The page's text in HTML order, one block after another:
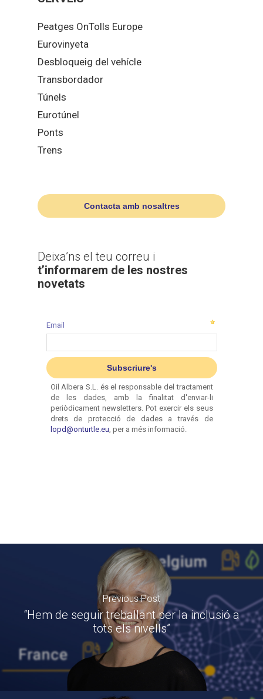
Peatges OnTolls Europe
Eurovinyeta
Desbloqueig del vehícle
Transbordador
Túnels
Eurotúnel
Ponts
Trens
Contacta amb nosaltres
Deixa’ns el teu correu i
t’informarem de les nostres
novetats
Previous Post
“Hem de seguir treballant per la inclusió a
tots els nivells”